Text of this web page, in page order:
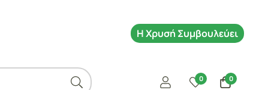
0 0
Η Χρυσή Συμβουλεύει